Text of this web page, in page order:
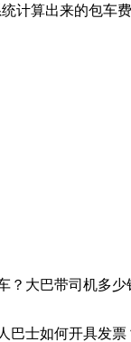
计算出来的包车费
？大巴带司机多少
巴士如何开具发